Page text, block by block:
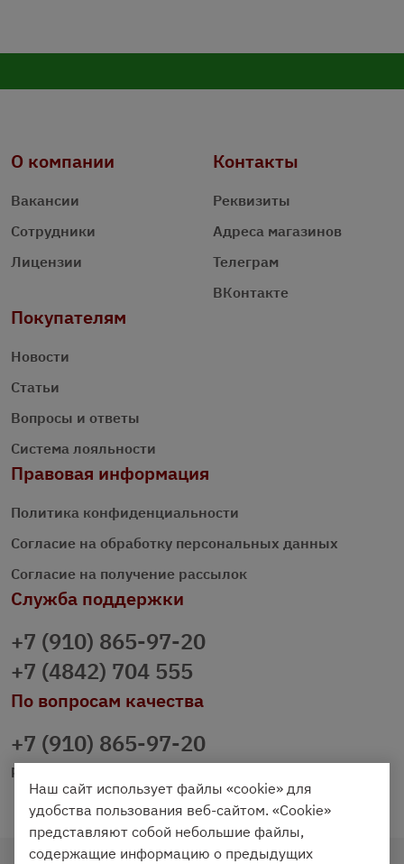
О компании
Вакансии
Сотрудники
Лицензии
Контакты
Реквизиты
Адреса магазинов
Телеграм
ВКонтакте
Покупателям
Новости
Статьи
Вопросы и ответы
Система лояльности
Правовая информация
Политика конфиденциальности
Согласие на обработку персональных данных
Согласие на получение рассылок
Служба поддержки
+7 (910) 865-97-20
+7 (4842) 704 555
По вопросам качества
+7 (910) 865-97-20
prazdnichniy40@palmi.ru
Наш сайт использует файлы «cookie» для
удобства пользования веб-сайтом. «Cookie»
представляют собой небольшие файлы,
содержащие информацию о предыдущих